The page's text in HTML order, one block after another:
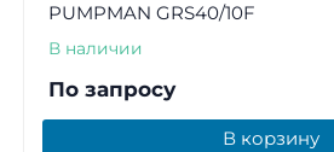
PUMPMAN GRS40/10F
В наличии
По запросу
В корзину